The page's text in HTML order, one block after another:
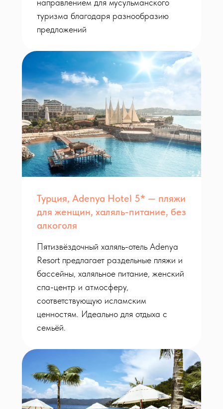
направлением для мусульманского
туризма благодаря разнообразию
предложений
Турция, Adenya Hotel 5* — пляжи
для женщин, халяль-питание, без
алкоголя
Пятизвёздочный халяль-отель Adenya
Resort предлагает раздельные пляжи и
бассейны, халяльное питание, женский
спа-центр и атмосферу,
соответствующую исламским
ценностям. Идеально для отдыха с
семьёй.